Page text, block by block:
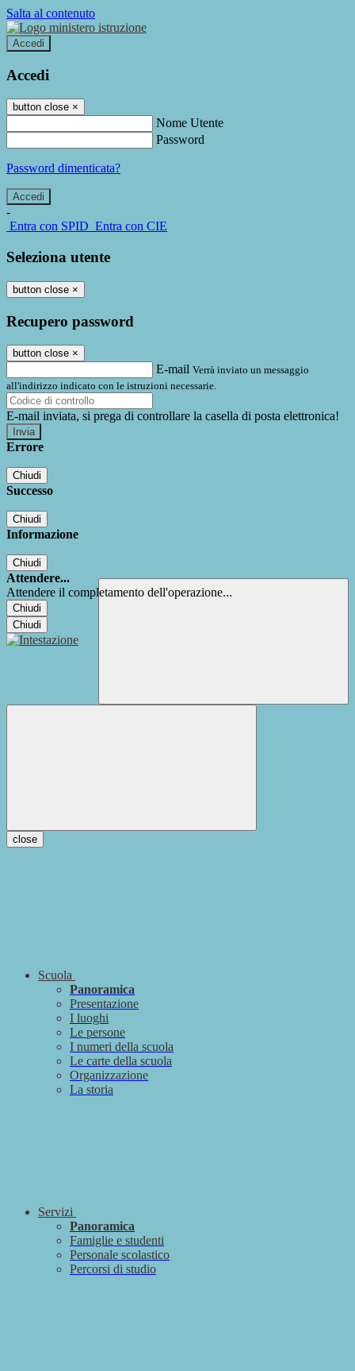
Salta al contenuto
Accedi
Accedi
button close ×
Nome Utente
Password
Password dimenticata?
-
Entra con SPID Entra con CIE
Seleziona utente
button close ×
Recupero password
button close ×
E-mail Verrà inviato un messaggio
all'indirizzo indicato con le istruzioni necessarie.
E-mail inviata, si prega di controllare la casella di posta elettronica!
Errore
Chiudi
Successo
Chiudi
Informazione
Chiudi
Attendere...
Attendere il completamento dell'operazione...
Chiudi
Chiudi
close
Scuola
Panoramica
Presentazione
I luoghi
Le persone
I numeri della scuola
Le carte della scuola
Organizzazione
La storia
Servizi
Panoramica
Famiglie e studenti
Personale scolastico
Percorsi di studio